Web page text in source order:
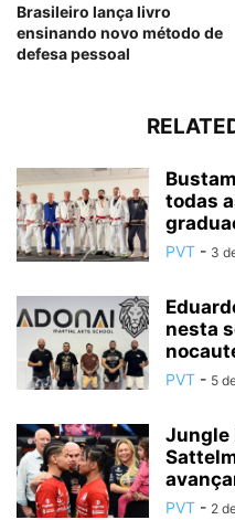
Brasileiro lança livro
ensinando novo método de
defesa pessoal
todas
PVT - 3
nesta
PVT - 5
Jungle
PVT - 2